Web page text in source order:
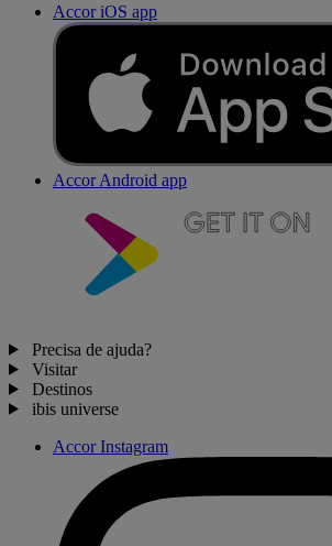
Accor iOS app
Accor Android app
Precisa de ajuda?
Visitar
Destinos
ibis universe
Accor Instagram